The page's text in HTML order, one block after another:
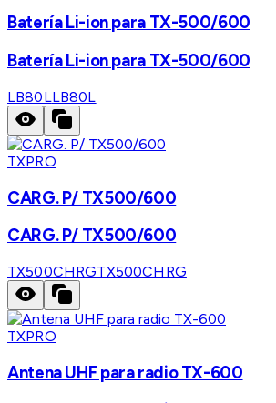
Batería Li-ion para TX-500/600
Batería Li-ion para TX-500/600
LB80LLB80L
TXPRO
CARG. P/ TX500/600
CARG. P/ TX500/600
TX500CHRGTX500CHRG
TXPRO
Antena UHF para radio TX-600